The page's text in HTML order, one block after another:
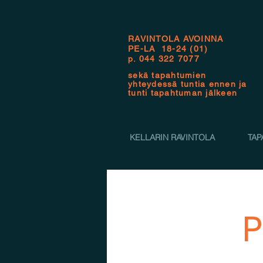
RAVINTOLA AVOINNA
PE-LA 18-24 (01)
p. 044 322 7077
sekä tapahtumien
yhteydessä tuntia ennen ja
tunti tapahtuman jälkeen
KELLARIN RAVINTOLA